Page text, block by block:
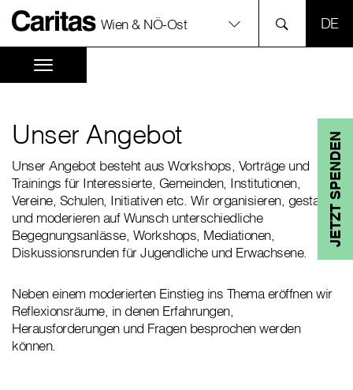
Wien & NÖ-Ost
JETZT SPENDEN
Unser Angebot
Unser Angebot besteht aus Workshops, Vorträge und
Trainings für Interessierte, Gemeinden, Institutionen,
Vereine, Schulen, Initiativen etc. Wir organisieren, gestalten
und moderieren auf Wunsch unterschiedliche
Begegnungsanlässe, Workshops, Mediationen,
Diskussionsrunden für Jugendliche und Erwachsene.
Neben einem moderierten Einstieg ins Thema eröffnen wir
Reflexionsräume, in denen Erfahrungen,
Herausforderungen und Fragen besprochen werden
können.